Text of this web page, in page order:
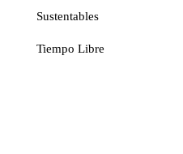
Sustentables
Tiempo Libre